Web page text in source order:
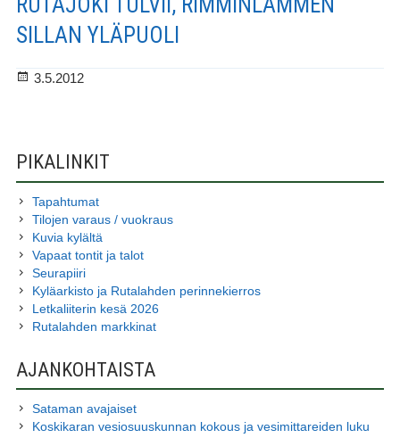
SILLAN YLÄPUOLI
Julkaistu
3.5.2012
SIVUPALKKI
PIKALINKIT
Tapahtumat
Tilojen varaus / vuokraus
Kuvia kylältä
Vapaat tontit ja talot
Seurapiiri
Kyläarkisto ja Rutalahden perinnekierros
Letkaliiterin kesä 2026
Rutalahden markkinat
AJANKOHTAISTA
Sataman avajaiset
Koskikaran vesiosuuskunnan kokous ja vesimittareiden luku